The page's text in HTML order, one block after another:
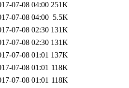
07-08 04:00 251K
07-08 04:00 5.5K
07-08 02:30 131K
07-08 02:30 131K
07-08 01:01 137K
07-08 01:01 118K
07-08 01:01 118K